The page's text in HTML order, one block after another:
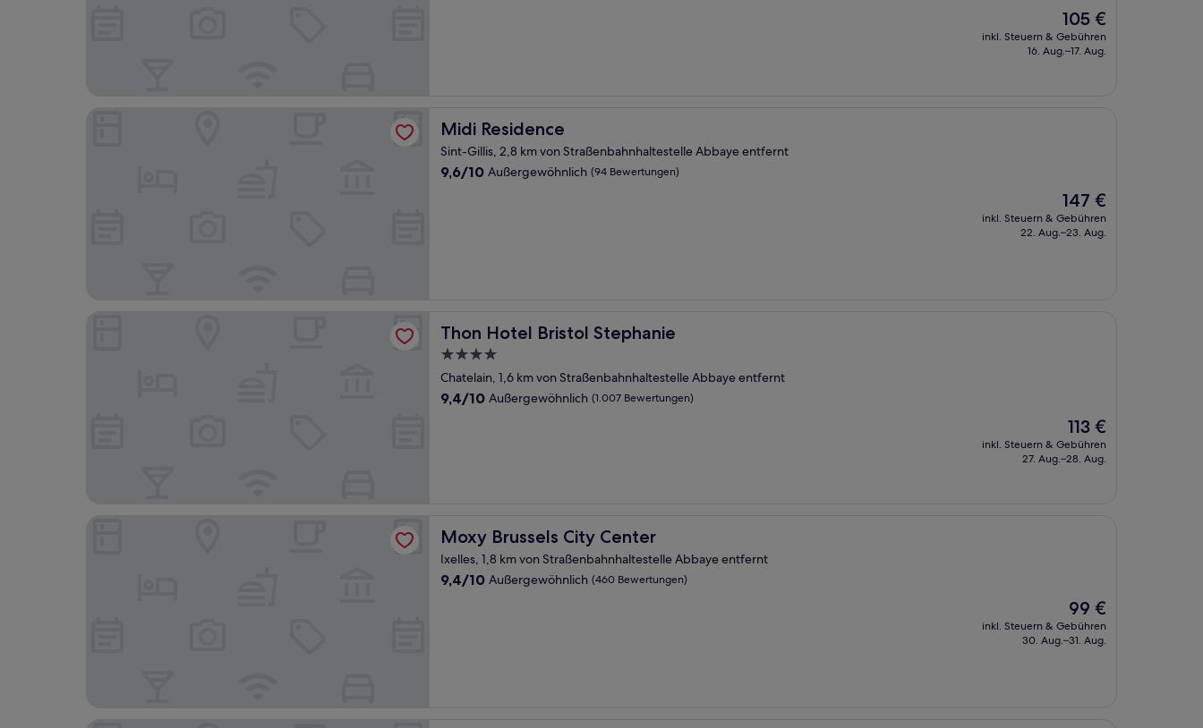
Der
Preis
beträgt
105 €
inkl. Steuern & Gebühren
16. Aug.–17. Aug.
Midi Residence
Midi Residence
Sint-Gillis, 2,8 km von Straßenbahnhaltestelle Abbaye entfernt
9.6
9,6/10 Außergewöhnlich (94 Bewertungen)
Der
Preis
beträgt
147 €
inkl. Steuern & Gebühren
22. Aug.–23. Aug.
Thon Hotel Bristol Stephanie
Thon Hotel Bristol Stephanie
4.0-
Sterne-
Unterkunft
Chatelain, 1,6 km von Straßenbahnhaltestelle Abbaye entfernt
9.4
9,4/10 Außergewöhnlich (1.007 Bewertungen)
Der
Preis
beträgt
113 €
inkl. Steuern & Gebühren
27. Aug.–28. Aug.
Moxy Brussels City Center
Moxy Brussels City Center
Ixelles, 1,8 km von Straßenbahnhaltestelle Abbaye entfernt
9.4
9,4/10 Außergewöhnlich (460 Bewertungen)
Der
Preis
beträgt
99 €
inkl. Steuern & Gebühren
30. Aug.–31. Aug.